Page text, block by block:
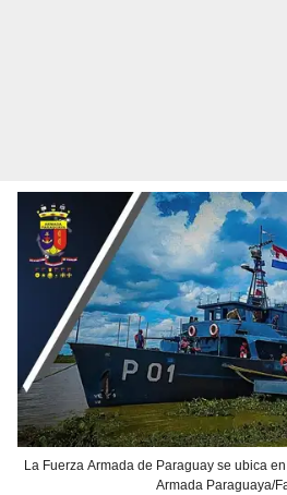
La Fuerza Armada de Paraguay se ubica
Armada Paraguaya/